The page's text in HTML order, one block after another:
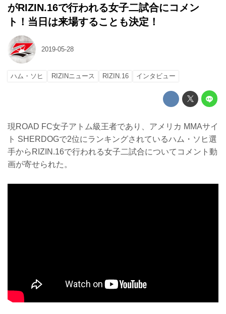
がRIZIN.16で行われる女子二試合にコメン
ト！当日は来場することも決定！
2019-05-28
ハム・ソヒ RIZINニュース RIZIN.16 インタビュー
現ROAD FC女子アトム級王者であり、アメリカ MMAサイ
ト SHERDOGで2位にランキングされているハム・ソヒ選
手からRIZIN.16で行われる女子二試合についてコメント動
画が寄せられた。